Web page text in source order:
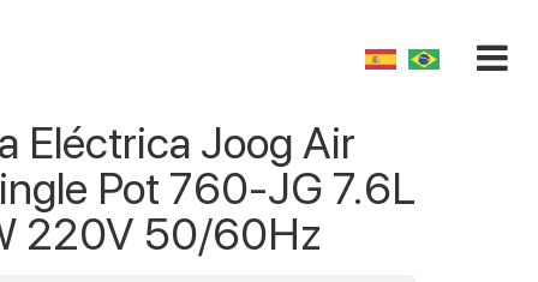
Eléctrica Joog Air
Pot 760-JG 7.6L
220V 50/60Hz